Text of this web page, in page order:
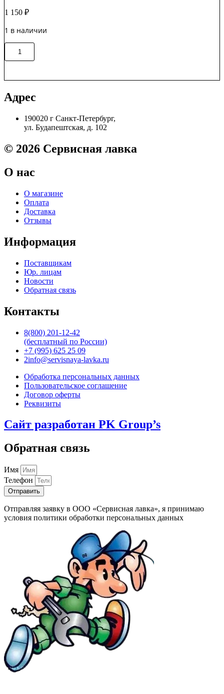
P2035/2055/Pro
1 150 ₽
1 в наличии
Количество
товара
RC2-
9208
Резиновый
P1606/P1566/P1102
Адрес
190020 г Санкт-Петербург,
ул. Будапештская, д. 102
© 2026 Сервисная лавка
О нас
О магазине
Оплата
Доставка
Отзывы
Информация
Поставщикам
Юр. лицам
Новости
Обратная связь
Контакты
8(800) 201-12-42
(бесплатный по России)
+7 (995) 625 25 09
2info@servisnaya-lavka.ru
Обработка персональных данных
Пользовательское соглашение
Договор оферты
Реквизиты
Сайт разработан PK Group’s
Обратная связь
Имя
Телефон
Отправить
Отправляя заявку в ООО «Сервисная лавка», я принимаю
условия политики обработки персональных данных